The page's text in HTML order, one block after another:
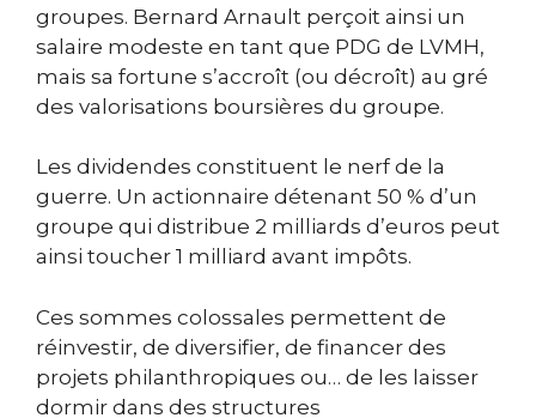
groupes. Bernard Arnault perçoit ainsi un
salaire modeste en tant que PDG de LVMH,
mais sa fortune s’accroît (ou décroît) au gré
des valorisations boursières du groupe.
Les dividendes constituent le nerf de la
guerre. Un actionnaire détenant 50 % d’un
groupe qui distribue 2 milliards d’euros peut
ainsi toucher 1 milliard avant impôts.
Ces sommes colossales permettent de
réinvestir, de diversifier, de financer des
projets philanthropiques ou… de les laisser
dormir dans des structures